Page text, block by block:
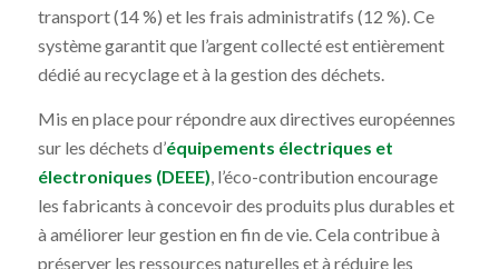
transport (14 %) et les frais administratifs (12 %). Ce
système garantit que l’argent collecté est entièrement
dédié au recyclage et à la gestion des déchets.
Mis en place pour répondre aux directives européennes
sur les déchets d’équipements électriques et
électroniques (DEEE), l’éco-contribution encourage
les fabricants à concevoir des produits plus durables et
à améliorer leur gestion en fin de vie. Cela contribue à
préserver les ressources naturelles et à réduire les